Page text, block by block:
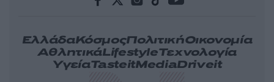
ΕλλάδαΚόσμοςΠολιτικήΟικονομία
ΑθλητικάLifestyleΤεχνολογία
ΥγείαTasteitMediaDriveit